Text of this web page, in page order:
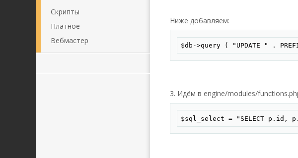
Ниже добавляем:
$db->query ( "UPDATE " .
3. Идём в engine/modules/
$sql_select = "SELECT p.id,
Скрипты
Платное
Вебмастер